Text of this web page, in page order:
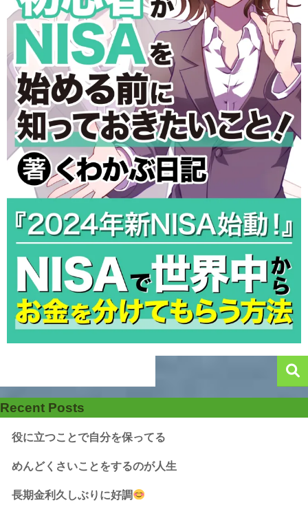
Recent Posts
役に立つことで自分を保ってる
めんどくさいことをするのが人生
長期金利久しぶりに好調